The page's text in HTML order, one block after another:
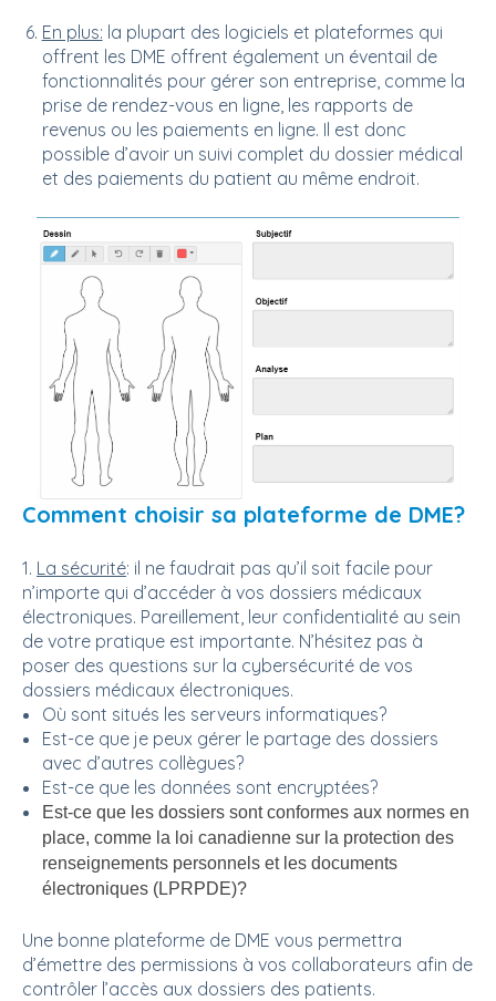
En plus: la plupart des logiciels et plateformes qui
offrent les DME offrent également un éventail de
fonctionnalités pour gérer son entreprise, comme la
prise de rendez-vous en ligne, les rapports de
revenus ou les paiements en ligne. Il est donc
possible d’avoir un suivi complet du dossier médical
et des paiements du patient au même endroit.
Comment choisir sa plateforme de DME?
1. La sécurité: il ne faudrait pas qu’il soit facile pour
n’importe qui d’accéder à vos dossiers médicaux
électroniques. Pareillement, leur confidentialité au sein
de votre pratique est importante. N’hésitez pas à
poser des questions sur la cybersécurité de vos
dossiers médicaux électroniques.
Où sont situés les serveurs informatiques?
Est-ce que je peux gérer le partage des dossiers
avec d’autres collègues?
Est-ce que les données sont encryptées?
Est-ce que les dossiers sont conformes aux normes en
place, comme la loi canadienne sur la protection des
renseignements personnels et les documents
électroniques (LPRPDE)?
Une bonne plateforme de DME vous permettra
d’émettre des permissions à vos collaborateurs afin de
contrôler l’accès aux dossiers des patients.